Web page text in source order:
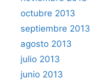
octubre 2013
septiembre 2013
agosto 2013
julio 2013
junio 2013